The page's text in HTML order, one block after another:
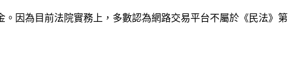
因為目前法院實務上，多數認為網路交易平台不屬於《民法》第